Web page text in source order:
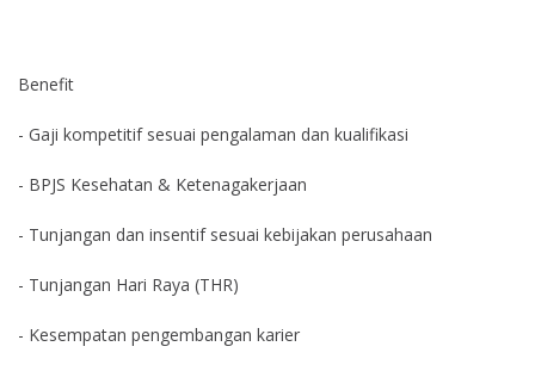
Benefit
- Gaji kompetitif sesuai pengalaman dan kualifikasi
- BPJS Kesehatan & Ketenagakerjaan
- Tunjangan dan insentif sesuai kebijakan perusahaan
- Tunjangan Hari Raya (THR)
- Kesempatan pengembangan karier